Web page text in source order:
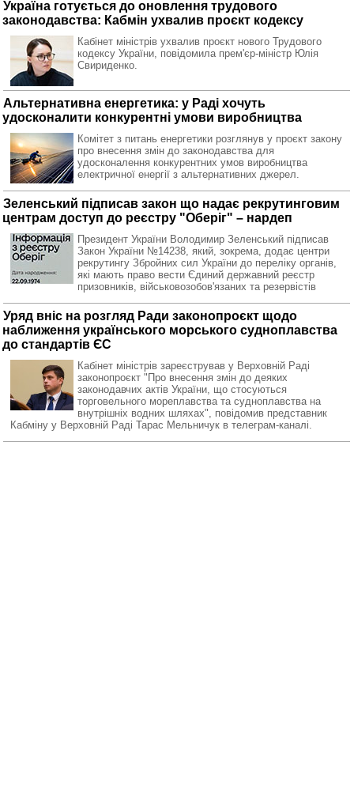
Україна готується до оновлення трудового
законодавства: Кабмін ухвалив проєкт кодексу
Кабінет міністрів ухвалив проєкт нового Трудового
кодексу України, повідомила прем'єр-міністр Юлія
Свириденко.
Альтернативна енергетика: у Раді хочуть
удосконалити конкурентні умови виробництва
Комітет з питань енергетики розглянув у проєкт закону
про внесення змін до законодавства для
удосконалення конкурентних умов виробництва
електричної енергії з альтернативних джерел.
Зеленський підписав закон що надає рекрутинговим
центрам доступ до реєстру "Оберіг" – нардеп
Президент України Володимир Зеленський підписав
Закон України №14238, який, зокрема, додає центри
рекрутингу Збройних сил України до переліку органів,
які мають право вести Єдиний державний реєстр
призовників, військовозобов'язаних та резервістів
Уряд вніс на розгляд Ради законопроєкт щодо
наближення українського морського судноплавства
до стандартів ЄС
Кабінет міністрів зареєстрував у Верховній Раді
законопроєкт "Про внесення змін до деяких
законодавчих актів України, що стосуються
торговельного мореплавства та судноплавства на
внутрішніх водних шляхах", повідомив представник
Кабміну у Верховній Раді Тарас Мельничук в телеграм-каналі.